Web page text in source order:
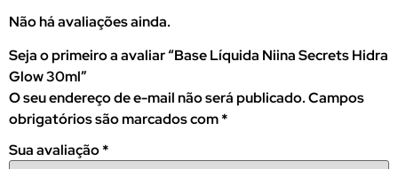
Não há avaliações ainda.
Seja o primeiro a avaliar “Base Líquida Niina Secrets Hidra
Glow 30ml”
O seu endereço de e-mail não será publicado.Campos
obrigatórios são marcados com*
Sua avaliação*